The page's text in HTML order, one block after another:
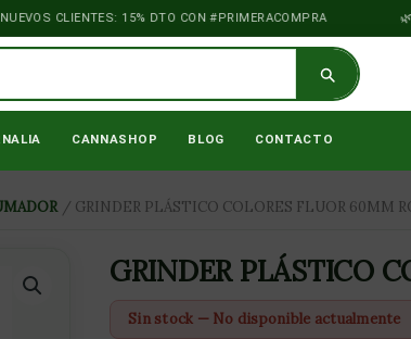
CLIENTES: 15% DTO CON #PRIMERACOMPRA
CANNASHOP BLOG CONTACTO
/ GRINDER PLÁSTICO COLORES FLUOR 60MM
GRINDER PLÁSTICO
Sin stock — No disponible actualmente